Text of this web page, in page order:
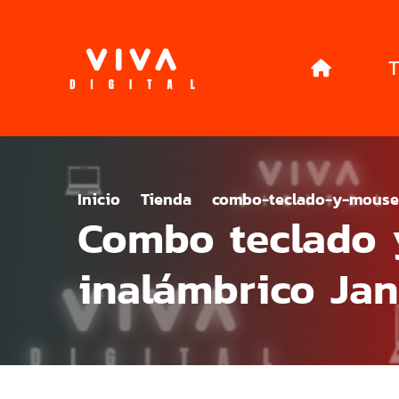
Inicio Tienda combo-teclado-y-
Combo teclado
inalámbrico